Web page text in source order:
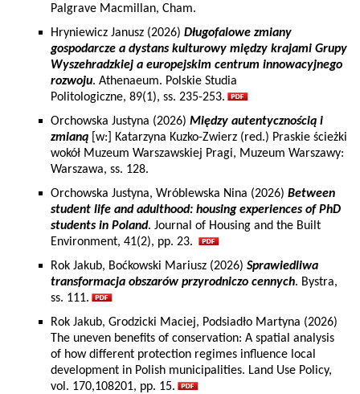
Palgrave Macmillan, Cham.
Hryniewicz Janusz (2026) Długofalowe zmiany
gospodarcze a dystans kulturowy między krajami Grupy
Wyszehradzkiej a europejskim centrum innowacyjnego
rozwoju. Athenaeum. Polskie Studia
Politologiczne, 89(1), ss. 235-253.
Orchowska Justyna (2026) Między autentycznością i
zmianą [w:] Katarzyna Kuzko-Zwierz (red.) Praskie ścieżki
wokół Muzeum Warszawskiej Pragi, Muzeum Warszawy:
Warszawa, ss. 128.
Orchowska Justyna, Wróblewska Nina (2026) Between
student life and adulthood: housing experiences of PhD
students in Poland. Journal of Housing and the Built
Environment, 41(2), pp. 23.
Rok Jakub, Boćkowski Mariusz (2026) Sprawiedliwa
transformacja obszarów przyrodniczo cennych. Bystra,
ss. 111.
Rok Jakub, Grodzicki Maciej, Podsiadło Martyna (2026)
The uneven benefits of conservation: A spatial analysis
of how different protection regimes influence local
development in Polish municipalities. Land Use Policy,
vol. 170,108201, pp. 15.